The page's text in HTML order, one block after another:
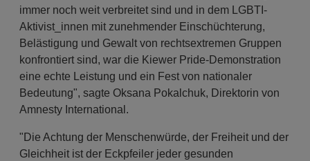
immer noch weit verbreitet sind und in dem LGBTI-
Aktivist_innen mit zunehmender Einschüchterung,
Belästigung und Gewalt von rechtsextremen Gruppen
konfrontiert sind, war die Kiewer Pride-Demonstration
eine echte Leistung und ein Fest von nationaler
Bedeutung", sagte Oksana Pokalchuk, Direktorin von
Amnesty International.
"Die Achtung der Menschenwürde, der Freiheit und der
Gleichheit ist der Eckpfeiler jeder gesunden